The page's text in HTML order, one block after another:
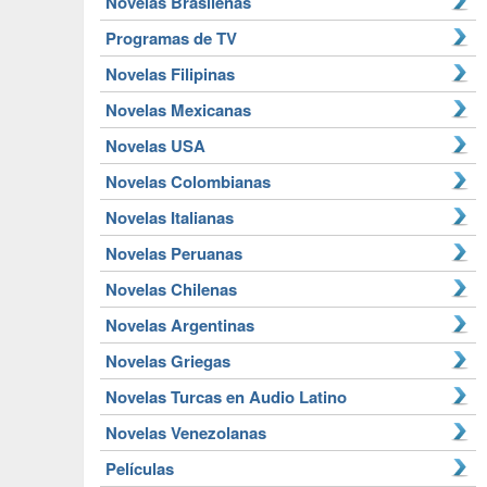
Programas de TV
Novelas Filipinas
Novelas Mexicanas
Novelas USA
Novelas Colombianas
Novelas Italianas
Novelas Peruanas
Novelas Chilenas
Novelas Argentinas
Novelas Griegas
Novelas Turcas en Audio Latino
Novelas Venezolanas
Películas